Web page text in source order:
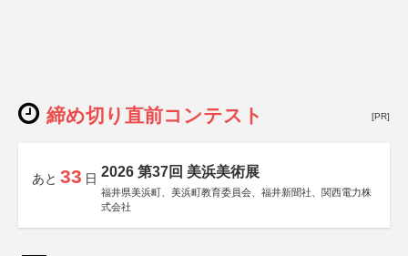
締め切り直前コンテスト [PR]
あと 33 日 2026 第37回 美浜美術展
福井県美浜町、美浜町教育委員会、福井新聞社、関西電力株
式会社